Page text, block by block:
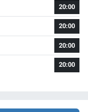
20:00
20:00
20:00
20:00